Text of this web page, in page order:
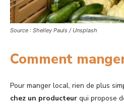
Source : Shelley Pauls / Unsplash
Comment
Pour manger local, rien de plus
chez un producteur qui propose